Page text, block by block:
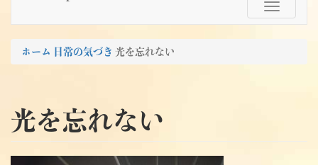
ホーム 日常の気づき 光を忘れない
光を忘れない